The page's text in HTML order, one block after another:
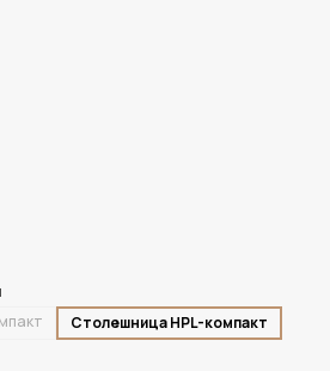
Столешница HPL-компакт